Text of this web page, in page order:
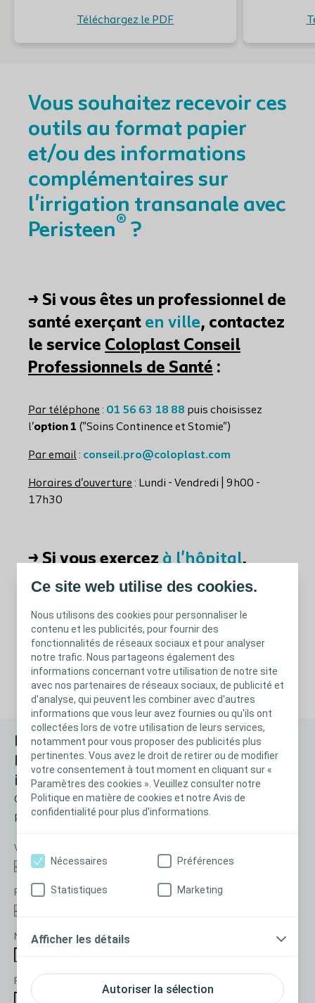
Ce site web utilise des cookies.
Nous utilisons des cookies pour personnaliser le
contenu et les publicités, pour fournir des
fonctionnalités de réseaux sociaux et pour analyser
notre trafic. Nous partageons également des
informations concernant votre utilisation de notre site
avec nos partenaires de réseaux sociaux, de publicité et
d'analyse, qui peuvent les combiner avec d'autres
informations que vous leur avez fournies ou qu'ils ont
collectées lors de votre utilisation de leurs services,
notamment pour vous proposer des publicités plus
pertinentes. Vous avez le droit de retirer ou de modifier
votre consentement à tout moment en cliquant sur «
Paramètres des cookies ». Veuillez consulter notre
Politique en matière de cookies et notre Avis de
confidentialité pour plus d'informations.
Autoriser la sélection
Nécessaires Préférences
Statistiques Marketing
Afficher les détails
Téléchargez le PDF
Vous souhaitez recevoir ces
outils au format papier
et/ou des informations
complémentaires sur
l'irrigation transanale avec
Peristeen® ?
→ Si vous êtes un professionnel de
santé exerçant en ville, contactez
le service Coloplast Conseil
Professionnels de Santé :
Par téléphone : 01 56 63 18 88 puis choisissez
l'option 1 ("Soins Continence et Stomie")
Par email : conseil.pro@coloplast.com
Horaires d'ouverture : Lundi - Vendredi | 9h00 -
17h30
→ Si vous exercezà l'hôpital,
prenez directement rendez-vous
Coloplast en remplissant le
formulaire ci-dessous :
Peristeen irrigation transanale |
Planifiez un RDV avec votre
interlocuteur privilégié Coloplast
Coloplast s'engage à ne pas transmettre vos données
personnelles à des tiers.
Vous exercez* :
Fonction*
Nom*
Prénom*